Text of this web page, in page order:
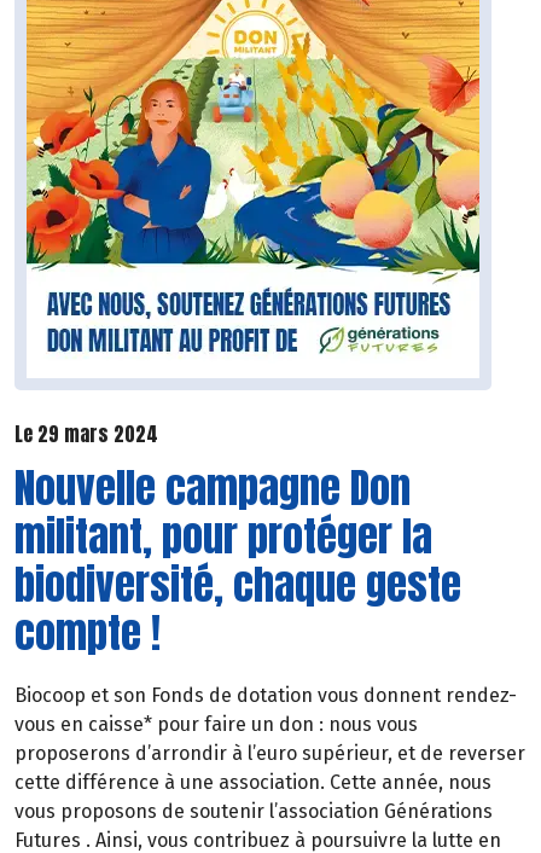
Le 29 mars 2024
Nouvelle campagne Don
militant, pour protéger la
biodiversité, chaque geste
compte !
Biocoop et son Fonds de dotation vous donnent rendez-
vous en caisse* pour faire un don : nous vous
proposerons d’arrondir à l’euro supérieur, et de reverser
cette différence à une association. Cette année, nous
vous proposons de soutenir l’association Générations
Futures . Ainsi, vous contribuez à poursuivre la lutte en